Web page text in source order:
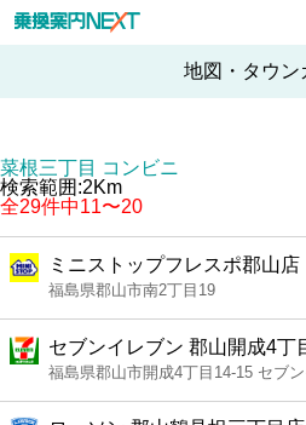
地図・タウン
菜根三丁目 コンビニ
検索範囲:2Km
全29件中11〜20
ミニストップフレスポ郡山店
福島県郡山市南2丁目19
セブンイレブン 郡山開成4丁
福島県郡山市開成4丁目14-15 セブ